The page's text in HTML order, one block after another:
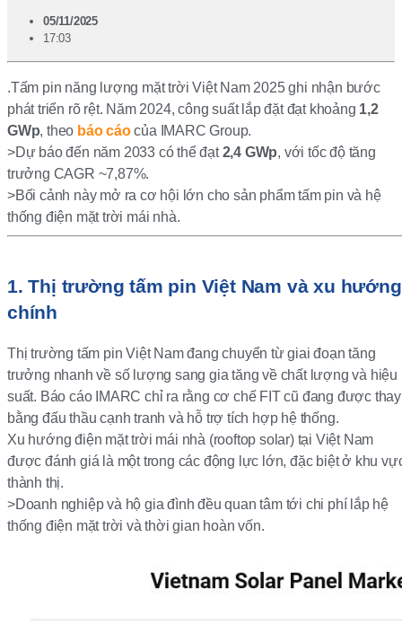
05/11/2025
17:03
.Tấm pin năng lượng mặt trời Việt Nam 2025 ghi nhận bước
phát triển rõ rệt. Năm 2024, công suất lắp đặt đạt khoảng 1,2
GWp, theo báo cáocủa IMARC Group.
>Dự báo đến năm 2033 có thể đạt2,4 GWp, với tốc độ tăng
trưởng CAGR ~7,87%.
>Bối cảnh này mở ra cơ hội lớn cho sản phẩm tấm pin và hệ
thống điện mặt trời mái nhà.
1. Thị trường tấm pin Việt Nam và xu hướng
chính
Thị trường tấm pin Việt Nam đang chuyển từ giai đoạn tăng
trưởng nhanh về số lượng sang gia tăng về chất lượng và hiệu
suất. Báo cáo IMARC chỉ ra rằng cơ chế FIT cũ đang được thay
bằng đấu thầu cạnh tranh và hỗ trợ tích hợp hệ thống.
Xu hướng điện mặt trời mái nhà (rooftop solar) tại Việt Nam
được đánh giá là một trong các động lực lớn, đặc biệt ở khu
thành thị.
>Doanh nghiệp và hộ gia đình đều quan tâm tới chi phí lắp hệ
thống điện mặt trời và thời gian hoàn vốn.